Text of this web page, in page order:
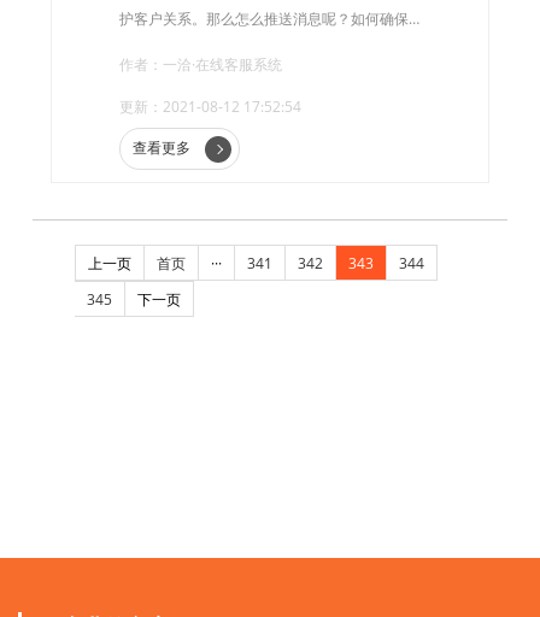
护客户关系。那么怎么推送消息呢？如何确保
作者：一洽·在线客服系统
更新：2021-08-12 17:52:54
查看更多
上一页 首页 ··· 341 342 343
344
345
下一页